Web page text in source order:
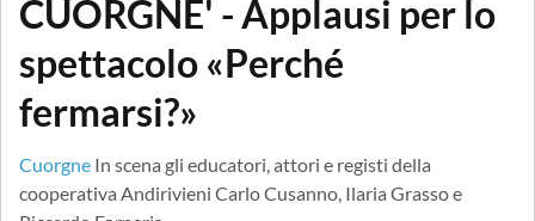
CUORGNE' - Applausi per lo
spettacolo «Perché
fermarsi?»
Cuorgne In scena gli educatori, attori e registi della
cooperativa Andirivieni Carlo Cusanno, Ilaria Grasso e